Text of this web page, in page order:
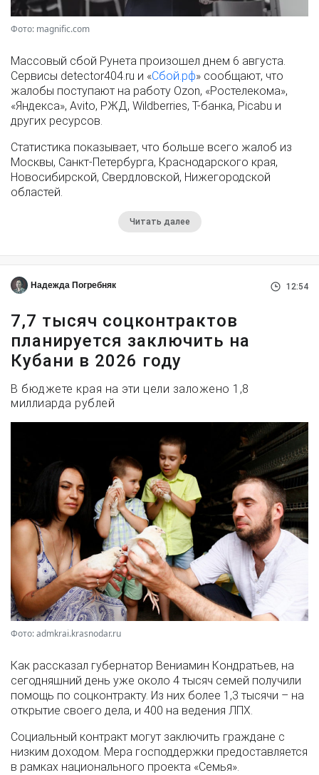
Фото: magnific.com
Массовый сбой Рунета произошел днем 6 августа.
Сервисы detector404.ru и «Сбой.рф» сообщают, что
жалобы поступают на работу Ozon, «Ростелекома»,
«Яндекса», Avito, РЖД, Wildberries, Т-банка, Picabu и
других ресурсов.
Статистика показывает, что больше всего жалоб из
Москвы, Санкт-Петербурга, Краснодарского края,
Новосибирской, Свердловской, Нижегородской
областей.
Читать далее
Надежда Погребняк 12:54
7,7 тысяч соцконтрактов
планируется заключить на
Кубани в 2026 году
В бюджете края на эти цели заложено 1,8
миллиарда рублей
Фото: admkrai.krasnodar.ru
Как рассказал губернатор Вениамин Кондратьев, на
сегодняшний день уже около 4 тысяч семей получили
помощь по соцконтракту. Из них более 1,3 тысячи – на
открытие своего дела, и 400 на ведения ЛПХ.
Социальный контракт могут заключить граждане с
низким доходом. Мера господдержки предоставляется
в рамках национального проекта «Семья».